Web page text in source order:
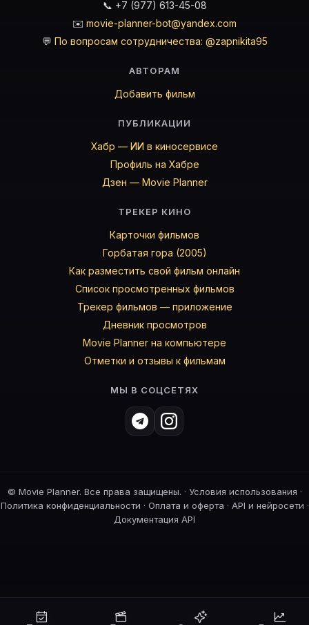
📞 +7 (977) 613-45-08
✉️ movie-planner-bot@yandex.com
💬 По вопросам сотрудничества: @zapnikita95
АВТОРАМ
Добавить фильм
ПУБЛИКАЦИИ
Хабр — ИИ в киносервисе
Профиль на Хабре
Дзен — Movie Planner
ТРЕКЕР КИНО
Карточки фильмов
Горбатая гора (2005)
Как разместить свой фильм онлайн
Список просмотренных фильмов
Трекер фильмов — приложение
Дневник просмотров
Movie Planner на компьютере
Отметки и отзывы к фильмам
МЫ В СОЦСЕТЯХ
© Movie Planner. Все права защищены. · Условия использования ·
Политика конфиденциальности · Оплата и оферта · API и нейросети ·
Документация API